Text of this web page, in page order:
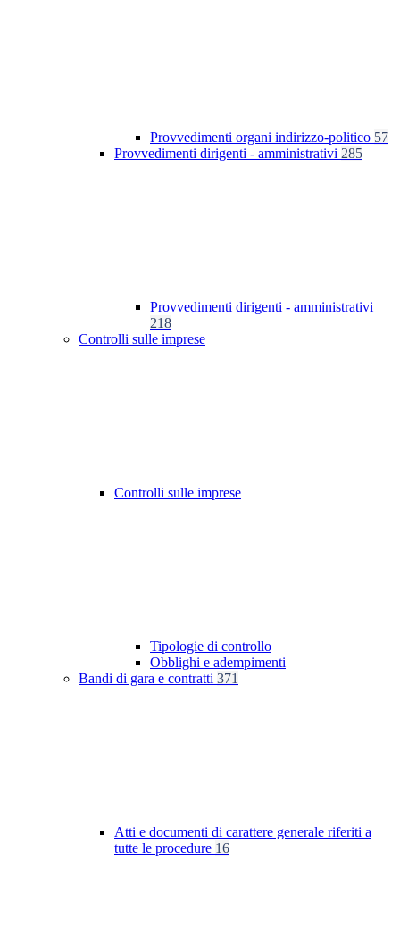
Provvedimenti organi indirizzo-politico 57
Provvedimenti dirigenti - amministrativi 285
Provvedimenti dirigenti - amministrativi
218
Controlli sulle imprese
Controlli sulle imprese
Tipologie di controllo
Obblighi e adempimenti
Bandi di gara e contratti 371
Atti e documenti di carattere generale riferiti a
tutte le procedure 16